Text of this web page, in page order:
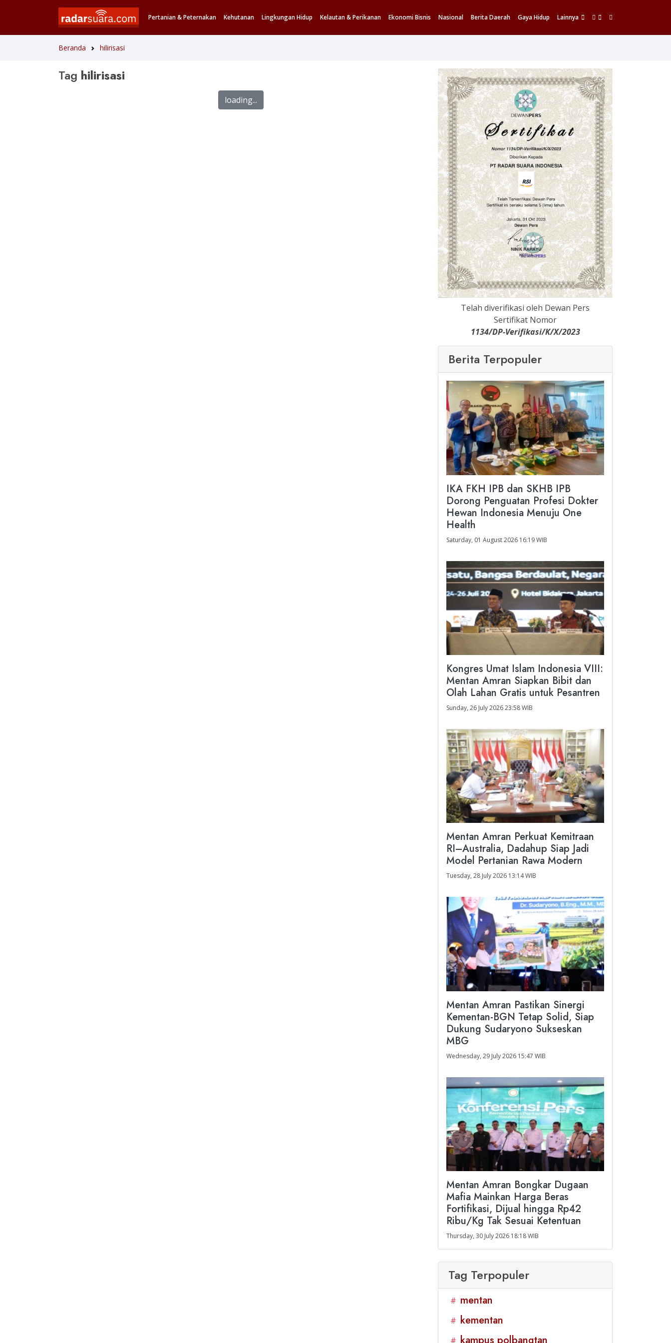
Pertanian & Peternakan Kehutanan Lingkungan Hidup Kelautan & Perikanan Ekonomi Bisnis Nasional Berita Daerah Gaya Hidup Lainnya
Beranda hilirisasi
Tag hilirisasi
loading...
Telah diverifikasi oleh Dewan Pers
Sertifikat Nomor
1134/DP-Verifikasi/K/X/2023
Berita Terpopuler
IKA FKH IPB dan SKHB IPB
Dorong Penguatan Profesi Dokter
Hewan Indonesia Menuju One
Health
Saturday, 01 August 2026 16:19 WIB
Kongres Umat Islam Indonesia VIII:
Mentan Amran Siapkan Bibit dan
Olah Lahan Gratis untuk Pesantren
Sunday, 26 July 2026 23:58 WIB
Mentan Amran Perkuat Kemitraan
RI–Australia, Dadahup Siap Jadi
Model Pertanian Rawa Modern
Tuesday, 28 July 2026 13:14 WIB
Mentan Amran Pastikan Sinergi
Kementan-BGN Tetap Solid, Siap
Dukung Sudaryono Sukseskan
MBG
Wednesday, 29 July 2026 15:47 WIB
Mentan Amran Bongkar Dugaan
Mafia Mainkan Harga Beras
Fortifikasi, Dijual hingga Rp42
Ribu/Kg Tak Sesuai Ketentuan
Thursday, 30 July 2026 18:18 WIB
Tag Terpopuler
# mentan
# kementan
#